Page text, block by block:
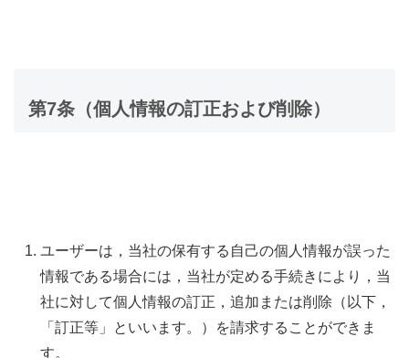
第7条（個人情報の訂正および削除）
ユーザーは，当社の保有する自己の個人情報が誤った
情報である場合には，当社が定める手続きにより，当
社に対して個人情報の訂正，追加または削除（以下，
「訂正等」といいます。）を請求することができま
す。